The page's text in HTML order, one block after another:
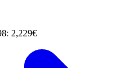
2,229€